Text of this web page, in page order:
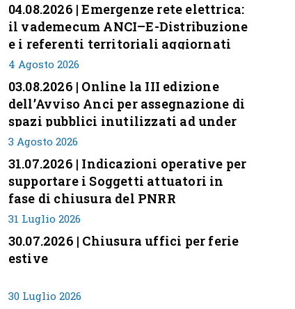
04.08.2026 | Emergenze rete elettrica:
il vademecum ANCI–E-Distribuzione
e i referenti territoriali aggiornati
4 Agosto 2026
03.08.2026 | Online la III edizione
dell’Avviso Anci per assegnazione di
spazi pubblici inutilizzati ad under
35
3 Agosto 2026
31.07.2026 | Indicazioni operative per
supportare i Soggetti attuatori in
fase di chiusura del PNRR
31 Luglio 2026
30.07.2026 | Chiusura uffici per ferie
estive
30 Luglio 2026